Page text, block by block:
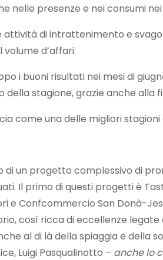
nelle presenze e nei consumi
di intrattenimento e
d’affari.
i buoni risultati nei mesi di
stagione, grazie anche alla
come una delle migliori stagioni
di un progetto complessivo di
Il primo di questi progetti è
e Confcommercio San Donà-
così ricca di eccellenze
al di là della spiaggia e della
Luigi Pasqualinotto – anche lo